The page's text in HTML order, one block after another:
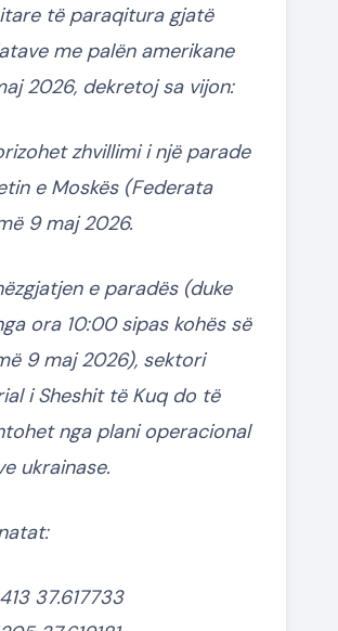
të paraqitura gjatë
me palën amerikane
2026, dekretoj sa vijon:
zhvillimi i një parade
e Moskës (Federata
9 maj 2026.
e paradës (duke
ora 10:00 sipas kohës së
9 maj 2026), sektori
i Sheshit të Kuq do të
nga plani operacional
ukrainase.
37.617733